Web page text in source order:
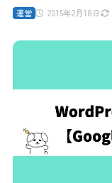
2015年2月18日
運営